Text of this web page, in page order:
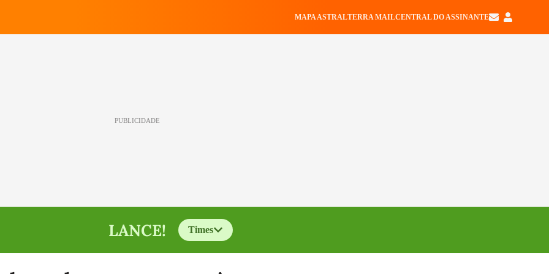
MAPA ASTRALTERRA MAILCENTRAL DO ASSINANTE
PUBLICIDADE
LANCE! Times